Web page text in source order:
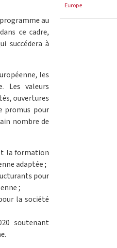
au
ce cadre,
succédera à
les
Les valeurs
ouvertures
promus pour
nombre de
la formation
adaptée ;
pour
;
la société
soutenant
Europe